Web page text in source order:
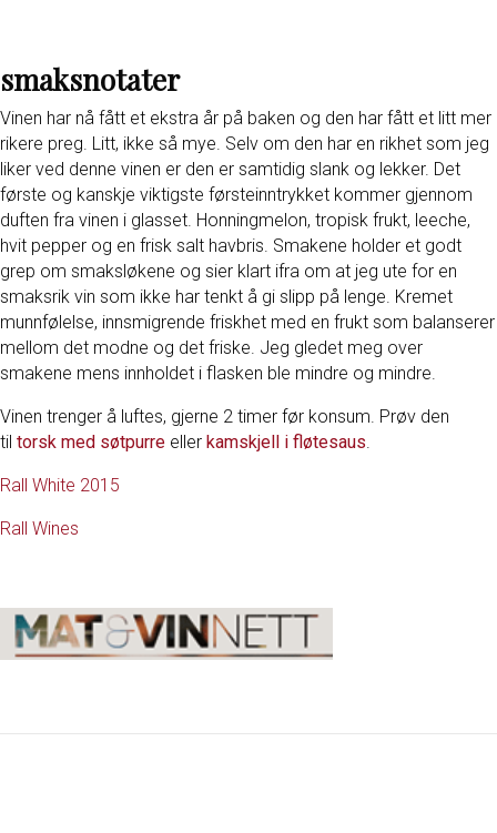
smaksnotater
Vinen har nå fått et ekstra år på baken og den har fått et litt mer
rikere preg. Litt, ikke så mye. Selv om den har en rikhet som jeg
liker ved denne vinen er den er samtidig slank og lekker. Det
første og kanskje viktigste førsteinntrykket kommer gjennom
duften fra vinen i glasset. Honningmelon, tropisk frukt, leeche,
hvit pepper og en frisk salt havbris. Smakene holder et godt
grep om smaksløkene og sier klart ifra om at jeg ute for en
smaksrik vin som ikke har tenkt å gi slipp på lenge. Kremet
munnfølelse, innsmigrende friskhet med en frukt som balanserer
mellom det modne og det friske. Jeg gledet meg over
smakene mens innholdet i flasken ble mindre og mindre.
Vinen trenger å luftes, gjerne 2 timer før konsum. Prøv den
til torsk med søtpurre eller kamskjell i fløtesaus.
Rall White 2015
Rall Wines